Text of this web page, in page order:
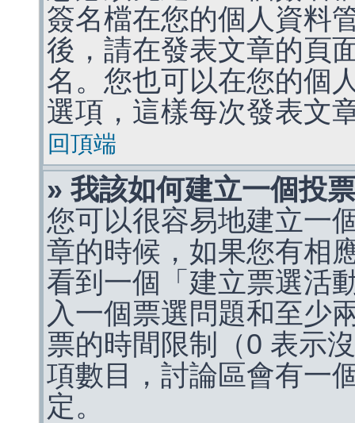
簽名檔在您的個人資料
後，請在發表文章的頁
名。您也可以在您的個
選項，這樣每次發表文
回頂端
» 我該如何建立一個投
您可以很容易地建立一
章的時候，如果您有相
看到一個「建立票選活
入一個票選問題和至少
票的時間限制（0 表示
項數目，討論區會有一
定。